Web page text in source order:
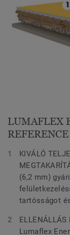
LUMAFLEX
KIVÁLÓ
(6,2 mm)
tartósságot
Lumaflex